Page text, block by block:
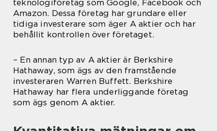
teknologiföretag som Google, Facebook och
Amazon. Dessa företag har grundare eller
tidiga investerare som äger A aktier och har
behållit kontrollen över företaget.
– En annan typ av A aktier är Berkshire
Hathaway, som ägs av den framstående
investeraren Warren Buffett. Berkshire
Hathaway har flera underliggande företag
som ägs genom A aktier.